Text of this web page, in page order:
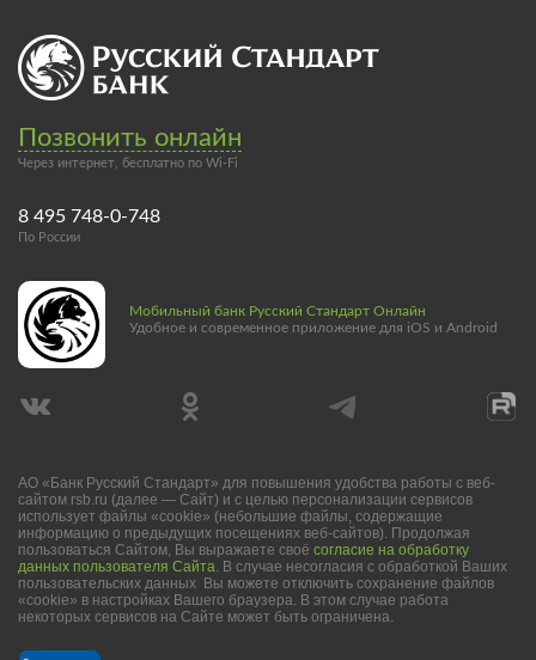
Позвонить онлайн
Через интернет, бесплатно по Wi-Fi
8 495 748-0-748
По России
Мобильный банк Русский Стандарт Онлайн
Удобное и современное приложение для iOS и Android
АО «Банк Русский Стандарт» для повышения удобства работы с веб-
сайтом rsb.ru (далее — Сайт) и с целью персонализации сервисов
использует файлы «cookie» (небольшие файлы, содержащие
информацию о предыдущих посещениях веб-сайтов). Продолжая
пользоваться Сайтом, Вы выражаете своё согласие на обработку
данных пользователя Сайта. В случае несогласия с обработкой Ваших
пользовательских данных Вы можете отключить сохранение файлов
«cookie» в настройках Вашего браузера. В этом случае работа
некоторых сервисов на Сайте может быть ограничена.